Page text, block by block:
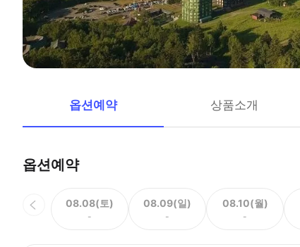
옵션예약 상품소개
옵션예약
08.08(토)
-
08.09(일)
-
08.10(월)
-